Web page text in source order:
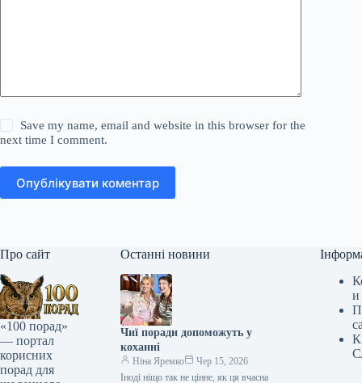
Save my name, email and website in this browser for the
next time I comment.
Опублікувати коментар
Про сайт
«100 порад»
— портал
корисних
порад для
Останні новини
Чиї поради допоможуть у
коханні
Ніна Яремко
Чер 15, 2026
Іноді ніщо так не цінне, як ця вчасна
и